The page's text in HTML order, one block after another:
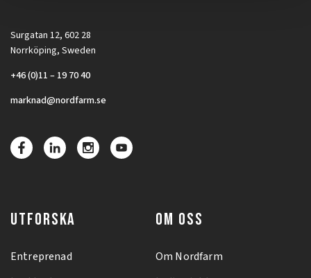
Surgatan 12, 602 28
Norrköping, Sweden
+46 (0)11 – 19 70 40
marknad@nordfarm.se
UTFORSKA
Entreprenad
OM OSS
Om Nordfarm